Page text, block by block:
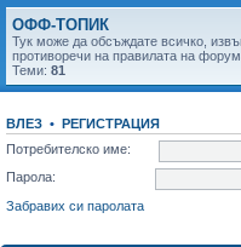
ОФФ-ТОПИК
Тук може да обсъждате всичко,
противоречи на правилата на
Теми: 81
ВЛЕЗ • РЕГИСТРАЦИЯ
Потребителско име:
Парола:
Забравих си паролата